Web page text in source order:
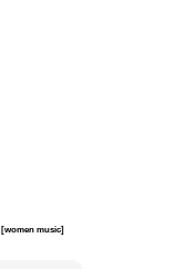
[women music]